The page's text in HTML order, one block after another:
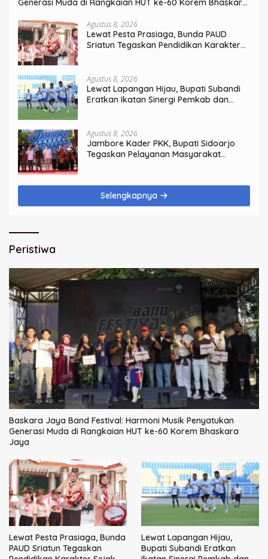
Generasi Muda di Rangkaian HUT ke-60 Korem Bhaskara
Agustus 8, 2026
Lewat Pesta Prasiaga, Bunda PAUD
Sriatun Tegaskan Pendidikan Karakter
Agustus 8, 2026
Lewat Lapangan Hijau, Bupati Subandi
Eratkan Ikatan Sinergi Pemkab dan
Agustus 8, 2026
Jambore Kader PKK, Bupati Sidoarjo
Tegaskan Pelayanan Masyarakat
Selengkapnya
Peristiwa
Baskara Jaya Band Festival: Harmoni Musik Penyatukan
Generasi Muda di Rangkaian HUT ke-60 Korem Bhaskara
Jaya
Lewat Pesta Prasiaga, Bunda
PAUD Sriatun Tegaskan
Lewat Lapangan Hijau,
Bupati Subandi Eratkan